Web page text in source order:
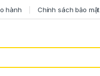
hành Chính sách bảo mật